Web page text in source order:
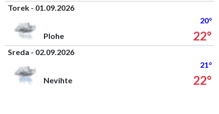
Torek - 01.09.2026
20°
Plohe
22°
Sreda - 02.09.2026
21°
Nevihte
22°